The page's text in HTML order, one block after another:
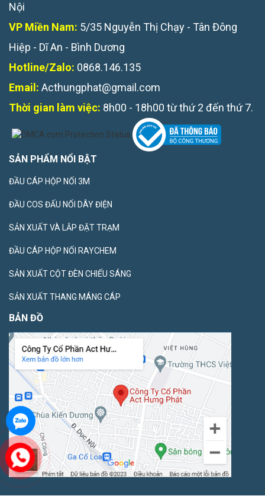
Nội
VP Miền Nam: 5/35 Nguyễn Thị Chạy - Tân Đông
Hiệp - Dĩ An - Bình Dương
Hotline/Zalo: 0868.146.135
Email: Acthungphat@gmail.com
Thời gian làm việc: 8h00 - 18h00 từ thứ 2 đến thứ 7.
SẢN PHẨM NỔI BẬT
ĐẦU CÁP HỘP NỐI 3M
ĐẦU COS ĐẤU NỐI DÂY ĐIỆN
SẢN XUẤT VÀ LẮP ĐẶT TRẠM
ĐẦU CÁP HỘP NỐI RAYCHEM
SẢN XUẤT CỘT ĐÈN CHIẾU SÁNG
SẢN XUẤT THANG MÁNG CÁP
BẢN ĐỒ